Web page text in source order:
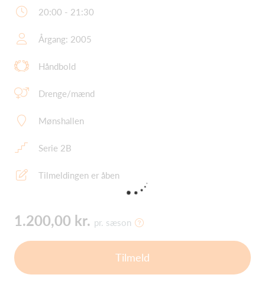
20:00 - 21:30
Årgang: 2005
Håndbold
Drenge/mænd
Mønshallen
Serie 2B
Tilmeldingen er åben
1.200,00 kr. pr. sæson
Tilmeld